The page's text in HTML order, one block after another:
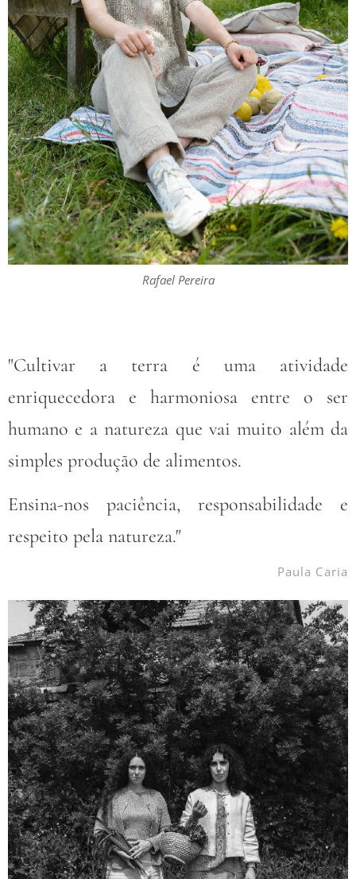
Rafael Pereira
"Cultivar a terra é uma atividade
enriquecedora e harmoniosa entre o ser
humano e a natureza que vai muito além da
simples produção de alimentos.
Ensina-nos paciência, responsabilidade e
respeito pela natureza."
Paula Caria